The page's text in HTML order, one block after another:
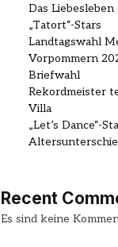
Das
„Tatort“-Stars
Landtagswahl
Vorpommern
Briefwahl
Rekordmeister
Villa
„Let’s Dance“-
Recent
Es sind keine